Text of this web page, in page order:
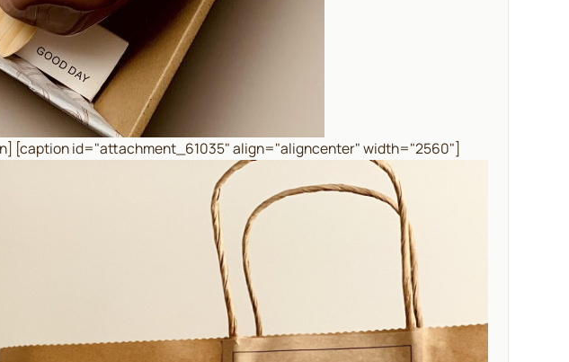
[caption id="attachment_61035" align="aligncenter" width="2560"]